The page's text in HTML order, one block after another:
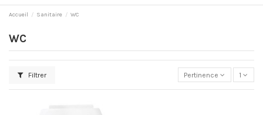
Accueil Sanitaire WC
WC
Filtrer Pertinence 1